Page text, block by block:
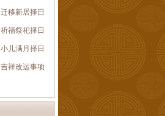
迁移新居择日
祈福祭祀择日
小儿满月择日
吉祥改运事项